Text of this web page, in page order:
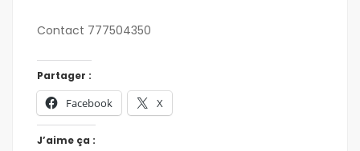
Contact 777504350
Partager :
Facebook X
J’aime ça :